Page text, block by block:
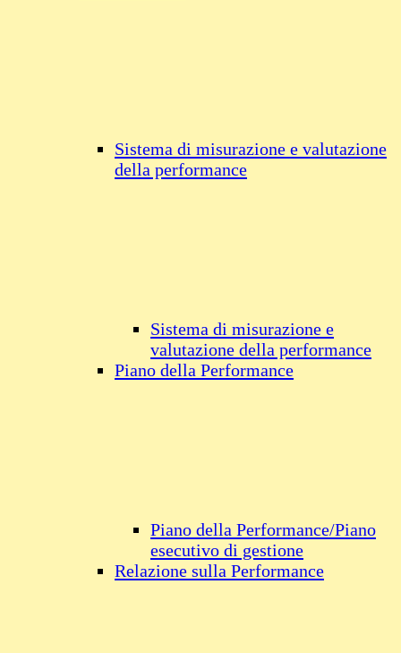
Sistema di misurazione e valutazione
della performance
Sistema di misurazione e
valutazione della performance
Piano della Performance
Piano della Performance/Piano
esecutivo di gestione
Relazione sulla Performance